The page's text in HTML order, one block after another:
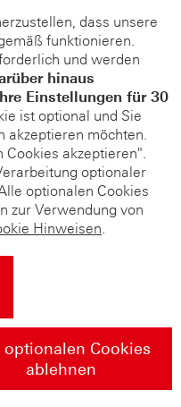
dass unsere
funktionieren.
und werden
hinaus
Einstellungen für 30
ist optional und Sie
akzeptieren möchten.
Cookies akzeptieren".
optionaler
optionalen Cookies
zur Verwendung von
Hinweisen.
optionalen Cookies
ablehnen